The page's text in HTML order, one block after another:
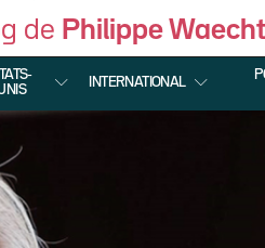
de Philippe
INTERNATIONAL